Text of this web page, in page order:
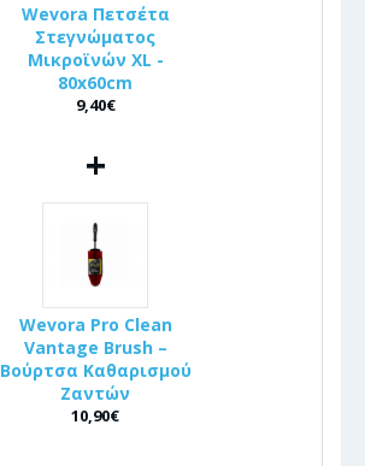
Wevora Πετσέτα
Στεγνώματος
Μικροϊνών XL -
80x60cm
9,40€
+
Wevora Pro Clean
Vantage Brush –
Βούρτσα Καθαρισμού
Ζαντών
10,90€